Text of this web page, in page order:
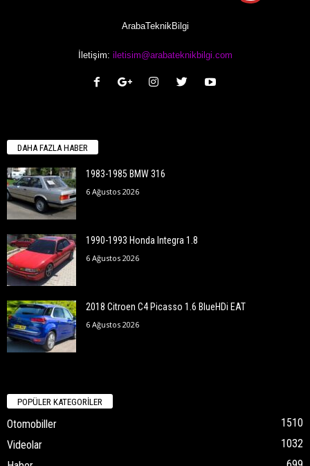
ArabaTeknikBilgi
İletişim: iletisim@arabateknikbilgi.com
DAHA FAZLA HABER
1983-1985 BMW 316
6 Ağustos 2026
1990-1993 Honda Integra 1.8
6 Ağustos 2026
2018 Citroen C4 Picasso 1.6 BlueHDi EAT
6 Ağustos 2026
POPÜLER KATEGORİLER
Otomobiller
1510
Videolar
1032